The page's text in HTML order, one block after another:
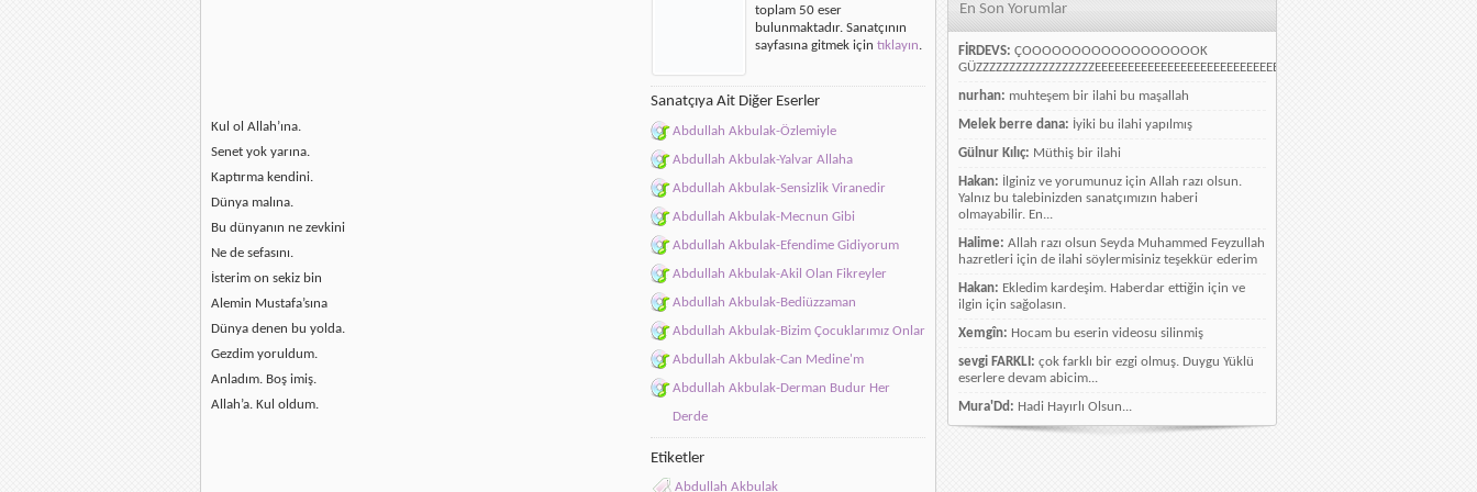
Kul ol Allah’ına.
Senet yok yarına.
Kaptırma kendini.
Dünya malına.
Bu dünyanın ne zevkini
Ne de sefasını.
İsterim on sekiz bin
Alemin Mustafa’sına
Dünya denen bu yolda.
Gezdim yoruldum.
Anladım. Boş imiş.
Allah’a. Kul oldum.
toplam 50 eser
bulunmaktadır. Sanatçının
sayfasına gitmek için tıklayın.
Sanatçıya Ait Diğer Eserler
Abdullah Akbulak-Özlemiyle
Abdullah Akbulak-Yalvar Allaha
Abdullah Akbulak-Sensizlik Viranedir
Abdullah Akbulak-Mecnun Gibi
Abdullah Akbulak-Efendime Gidiyorum
Abdullah Akbulak-Akil Olan Fikreyler
Abdullah Akbulak-Bediüzzaman
Abdullah Akbulak-Bizim Çocuklarımız Onlar
Abdullah Akbulak-Can Medine'm
Abdullah Akbulak-Derman Budur Her
Derde
Etiketler
Abdullah Akbulak
En Son Yorumlar
FİRDEVS: ÇOOOOOOOOOOOOOOOOOOK
GÜZZZZZZZZZZZZZZZZZZEEEEEEEEEEEEEEEEEEEEEEEEEEEEELLLLLLLLLLLLLLLLLLLLLLLL
nurhan: muhteşem bir ilahi bu maşallah
Melek berre dana: İyiki bu ilahi yapılmış
Gülnur Kılıç: Müthiş bir ilahi
Hakan: İlginiz ve yorumunuz için Allah razı olsun.
Yalnız bu talebinizden sanatçımızın haberi
olmayabilir. En...
Halime: Allah razı olsun Seyda Muhammed Feyzullah
hazretleri için de ilahi söylermisiniz teşekkür ederim
Hakan: Ekledim kardeşim. Haberdar ettiğin için ve
ilgin için sağolasın.
Xemgîn: Hocam bu eserin videosu silinmiş
sevgi FARKLI: çok farklı bir ezgi olmuş. Duygu Yüklü
eserlere devam abicim...
Mura'Dd: Hadi Hayırlı Olsun...